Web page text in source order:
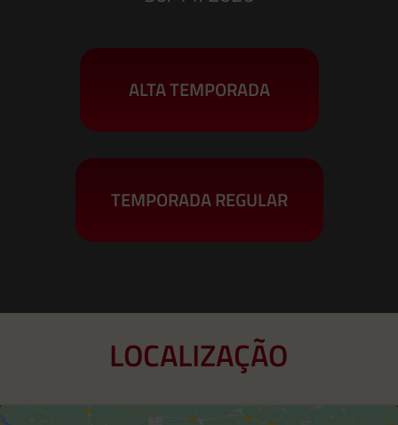
ALTA TEMPORADA
TEMPORADA REGULAR
LOCALIZAÇÃO